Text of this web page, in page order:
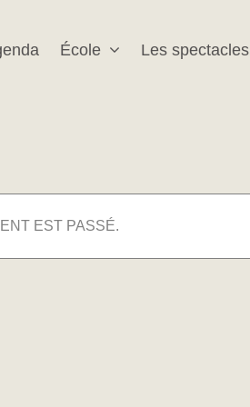
École Les spectacles
EST PASSÉ.